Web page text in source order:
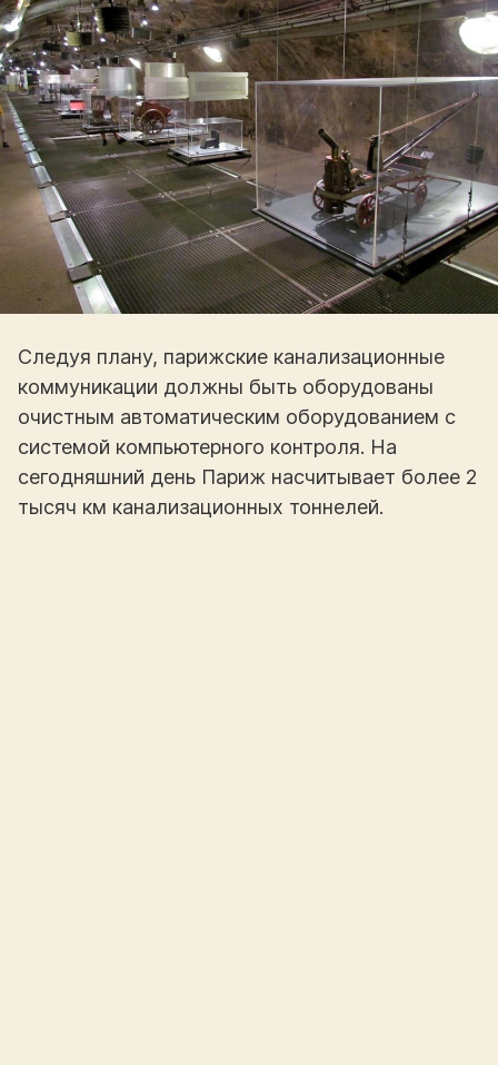
Следуя плану, парижские канализационные
коммуникации должны быть оборудованы
очистным автоматическим оборудованием с
системой компьютерного контроля. На
сегодняшний день Париж насчитывает более 2
тысяч км канализационных тоннелей.